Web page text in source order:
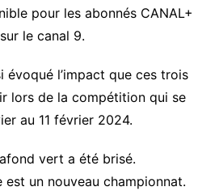
pour les abonnés CANAL+
le canal 9.
évoqué l’impact que ces trois
lors de la compétition qui se
au 11 février 2024.
vert a été brisé.
est un nouveau championnat.